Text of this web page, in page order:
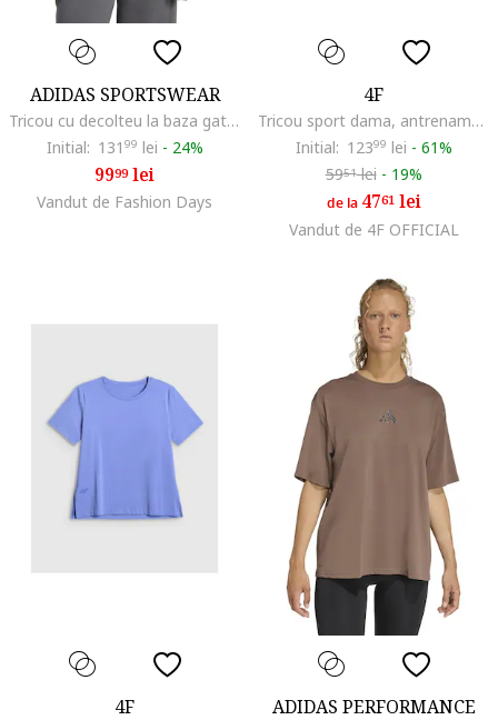
ADIDAS SPORTSWEAR
Tricou cu decolteu la baza gatului si logo, Negru stins/Maro nisip
Initial: 131 99 lei - 24%
9999lei
Vandut de Fashion Days
4F
Tricou sport dama, antrenament, uscare rapida, turcoaz
Initial: 12399 lei - 61%
5951lei - 19%
de la 4761lei
Vandut de 4F OFFICIAL
4F ADIDAS PERFORMANCE